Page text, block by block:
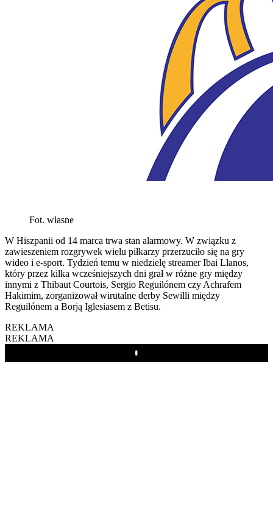
Fot. własne
W Hiszpanii od 14 marca trwa stan alarmowy. W związku z
zawieszeniem rozgrywek wielu piłkarzy przerzuciło się na gry
wideo i e-sport. Tydzień temu w niedzielę streamer Ibai Llanos,
który przez kilka wcześniejszych dni grał w różne gry między
innymi z Thibaut Courtois, Sergio Reguilónem czy Achrafem
Hakimim, zorganizował wirutalne derby Sewilli między
Reguilónem a Borją Iglesiasem z Betisu.
REKLAMA
REKLAMA
Play